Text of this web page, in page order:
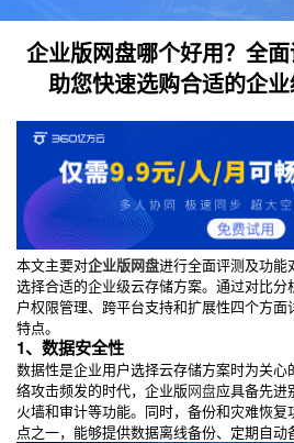
企业版网盘哪个好用？全面
助您快速选购合适的企业
本文主要对企业版网盘进行全面评测及功能
选择合适的企业级云存储方案。通过对比
户权限管理、跨平台支持和扩展性四个方面
特点。
1、数据安全性
数据性是企业用户选择云存储方案时为关
络攻击频发的时代，企业版网盘应具备先进
火墙和审计等功能。同时，备份和灾难恢复
点之一，能够提供数据离线备份、定期自动